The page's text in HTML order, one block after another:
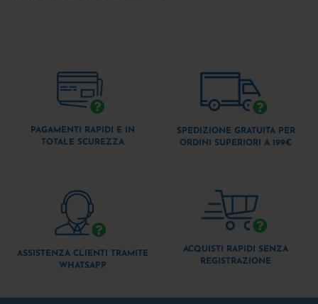
PAGAMENTI RAPIDI E IN
TOTALE SCUREZZA
SPEDIZIONE GRATUITA PER
ORDINI SUPERIORI A 199€
ASSISTENZA CLIENTI TRAMITE
WHATSAPP
ACQUISTI RAPIDI SENZA
REGISTRAZIONE